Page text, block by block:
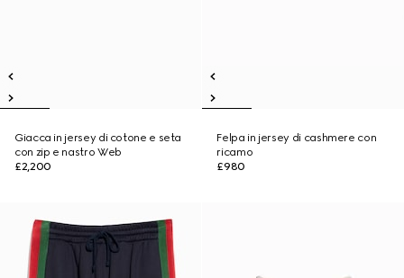
Giacca in jersey di cotone e seta
con zip e nastro Web
£2,200
Felpa in jersey di cashmere con
ricamo
£980